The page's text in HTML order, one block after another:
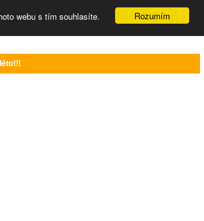
Rozumím
webu s tím souhlasíte.